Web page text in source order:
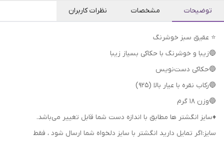
توضیحات مشخصات نظرات کاربران
⭐ عقیق سبز خوشرنگ
🔵زیبا و خوشرنگ با حکاکی بسیاز زیبا
🔵حکاکی دست‌نویس
🔵رکاب نقره با عیار بالا (۹۲۵)
🔵وزن 18 گرم
♦️سایز انگشتر ها مطابق با اندازه دست شما قابل تغییر می‌باشد.
سایز:اگر تمایل دارید انگشتر با سایز دلخواه شما ارسال شود ، فقط